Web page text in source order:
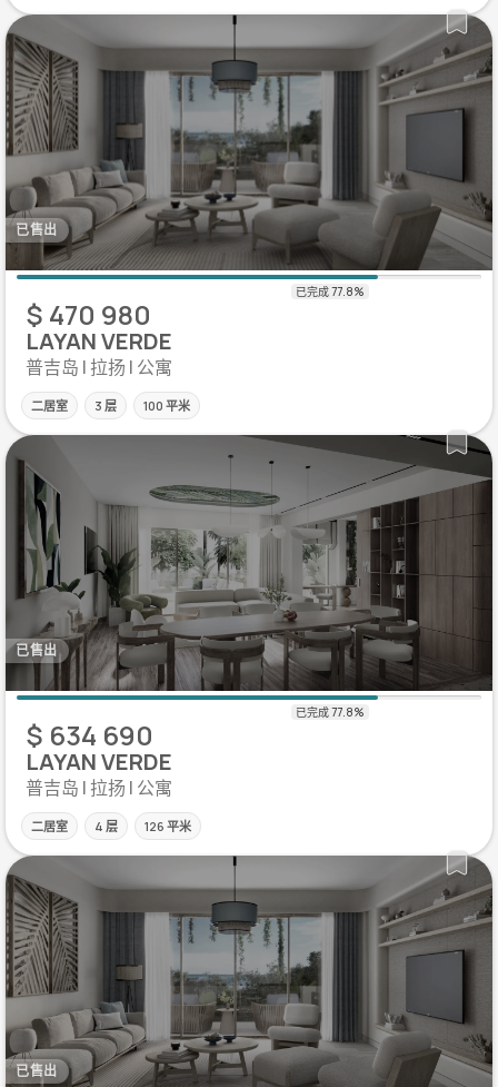
已售出
$ 470 980
LAYAN VERDE
普吉岛 | 拉扬 | 公寓
二居室 3 层 100 平米
已售出
$ 634 690
LAYAN VERDE
普吉岛 | 拉扬 | 公寓
二居室 4 层 126 平米
已售出